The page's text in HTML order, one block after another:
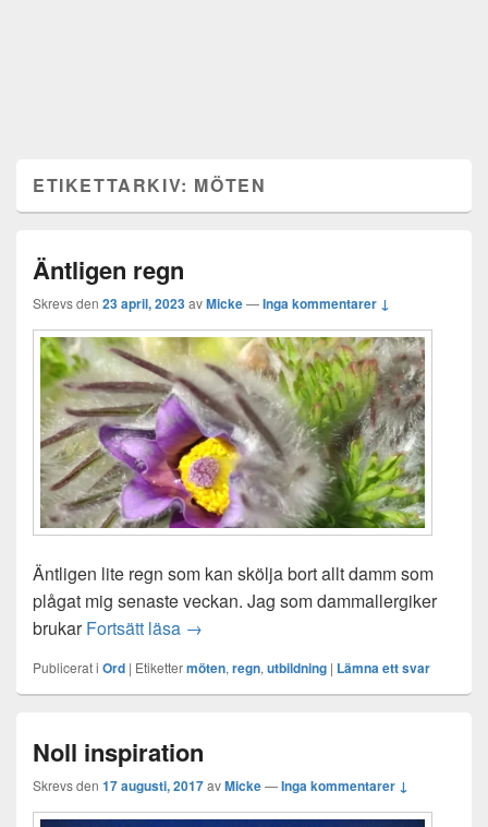
ETIKETTARKIV: MÖTEN
Äntligen regn
Skrevs den 23 april, 2023avMicke—Inga kommentarer ↓
Äntligen lite regn som kan skölja bort allt damm som
plågat mig senaste veckan. Jag som dammallergiker
brukarFortsätt läsa Äntligen regn
→
Publicerat i Ord | Etikettermöten,regn,utbildning | Lämna ett svar
Noll inspiration
Skrevs den 17 augusti, 2017avMicke—Inga kommentarer ↓